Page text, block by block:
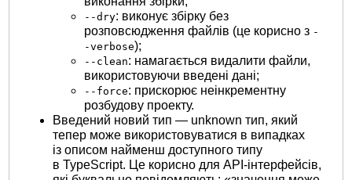
--dry: виконує збірку без
розповсюдження файлів (це корисно з -
-verbose);
--clean: намагається видалити файли,
використовуючи введені дані;
--force: прискорює неінкрементну
розбудову проекту.
Введений новий тип — unknown тип, який
тепер може використовуватися в випадках
із описом найменш доступного типу
в TypeScript. Це корисно для API-інтерфейсів,